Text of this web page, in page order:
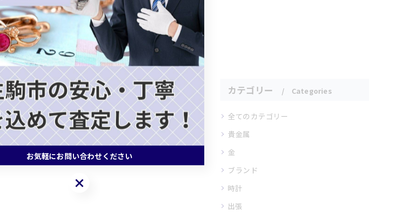
関連タグ
#バッグ #エルメス #シャネル #ロレックス
カテゴリー Categories
全てのカテゴリー
貴金属
金
ブランド
時計
出張
お気軽にお問い合わせください
お気軽にお問い合わせください